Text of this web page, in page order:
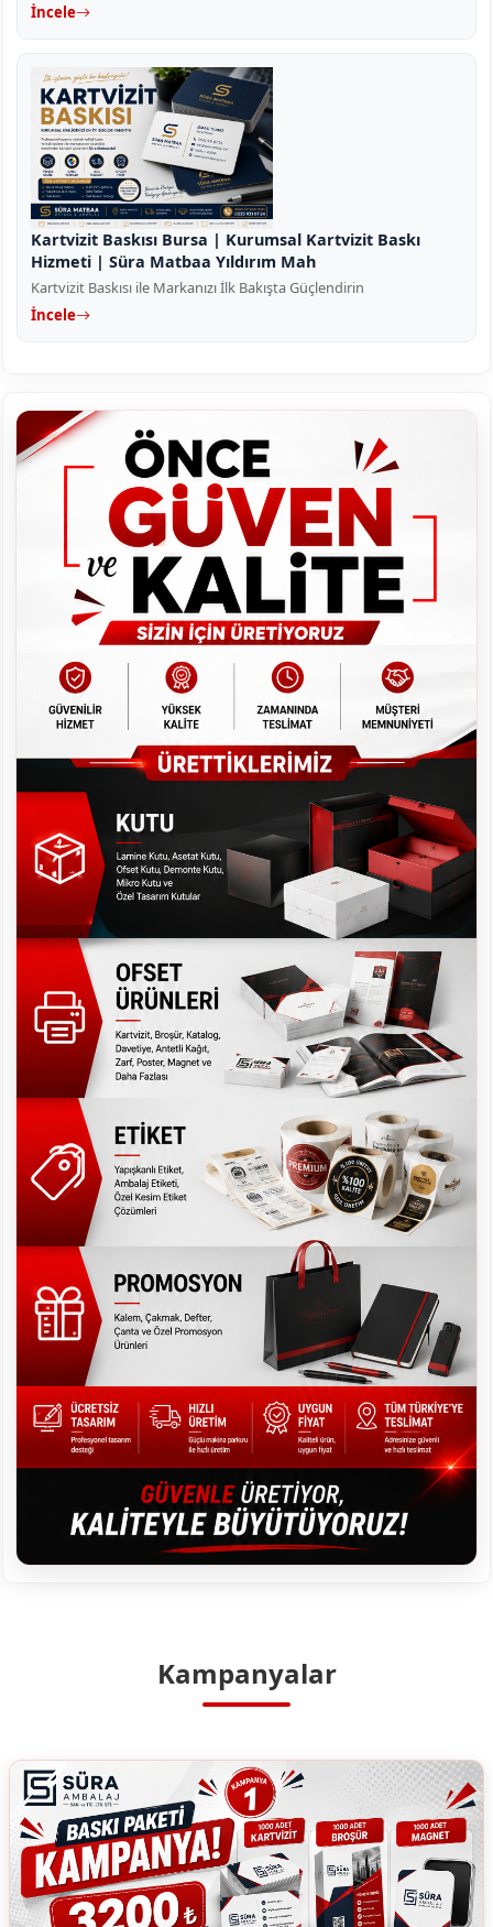
İncele
Kartvizit Baskısı Bursa | Kurumsal Kartvizit Baskı
Hizmeti | Süra Matbaa Yıldırım Mah
Kartvizit Baskısı ile Markanızı İlk Bakışta Güçlendirin
İncele
Kampanyalar